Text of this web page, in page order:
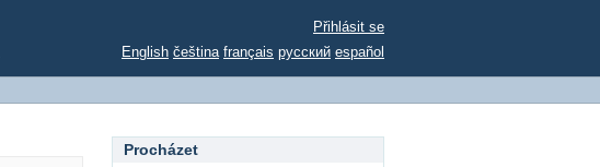
Přihlásit se
English čeština français русский español
Procházet